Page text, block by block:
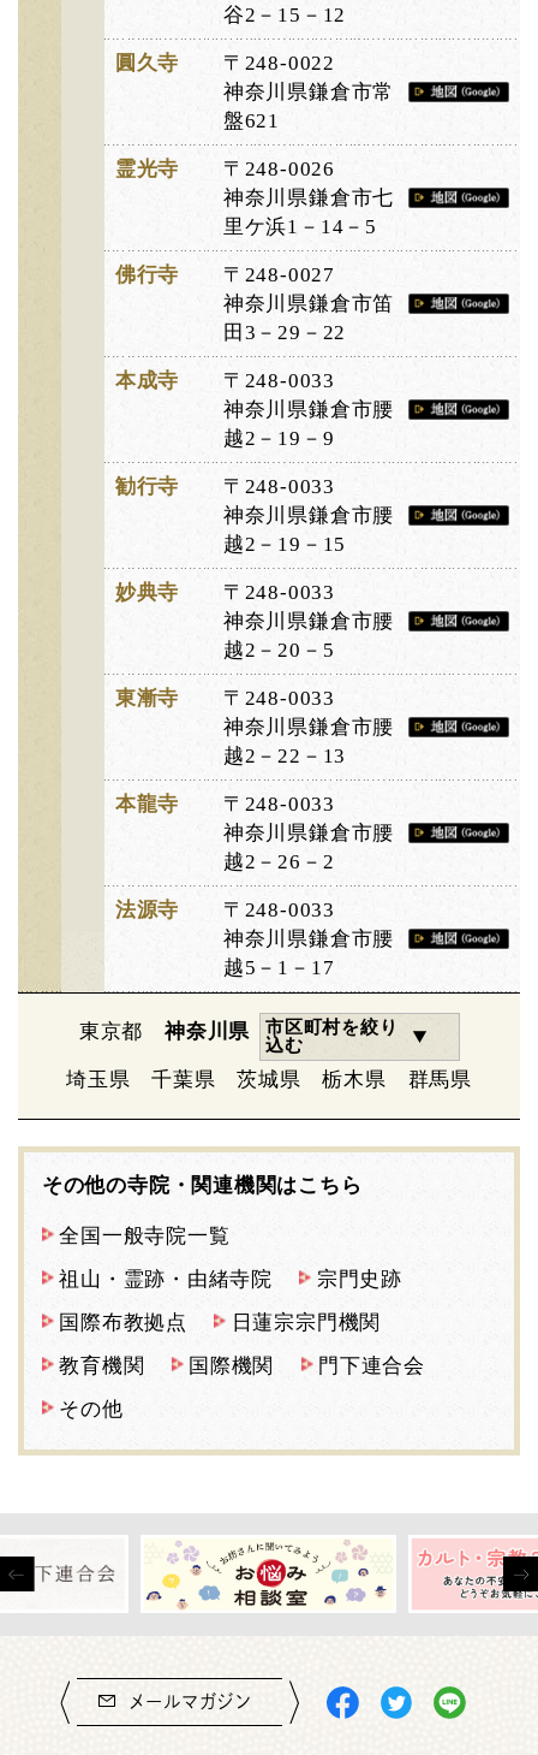
谷2－15－12
圓久寺
〒248-0022
神奈川県鎌倉市常
盤621
霊光寺
〒248-0026
神奈川県鎌倉市七
里ケ浜1－14－5
佛行寺
〒248-0027
神奈川県鎌倉市笛
田3－29－22
本成寺
〒248-0033
神奈川県鎌倉市腰
越2－19－9
勧行寺
〒248-0033
神奈川県鎌倉市腰
越2－19－15
妙典寺
〒248-0033
神奈川県鎌倉市腰
越2－20－5
東漸寺
〒248-0033
神奈川県鎌倉市腰
越2－22－13
本龍寺
〒248-0033
神奈川県鎌倉市腰
越2－26－2
法源寺
〒248-0033
神奈川県鎌倉市腰
越5－1－17
東京都 神奈川県
市区町村を絞り
込む
埼玉県 千葉県 茨城県 栃木県 群馬県
その他の寺院・関連機関はこちら
全国一般寺院一覧
祖山・霊跡・由緒寺院
宗門史跡
国際布教拠点
日蓮宗宗門機関
教育機関
国際機関
門下連合会
その他
メールマガジン